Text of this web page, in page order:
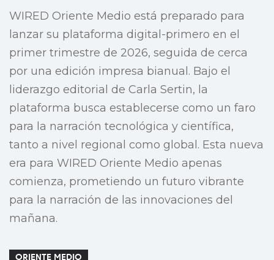
WIRED Oriente Medio está preparado para
lanzar su plataforma digital-primero en el
primer trimestre de 2026, seguida de cerca
por una edición impresa bianual. Bajo el
liderazgo editorial de Carla Sertin, la
plataforma busca establecerse como un faro
para la narración tecnológica y científica,
tanto a nivel regional como global. Esta nueva
era para WIRED Oriente Medio apenas
comienza, prometiendo un futuro vibrante
para la narración de las innovaciones del
mañana.
ORIENTE MEDIO